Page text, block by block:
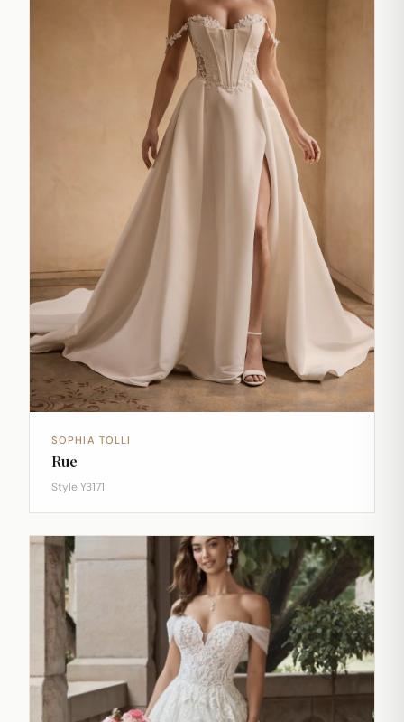
SOPHIA TOLLI
Rue
Style Y3171